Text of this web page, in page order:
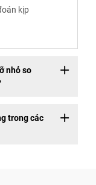
kịp
nhỏ so
trong các